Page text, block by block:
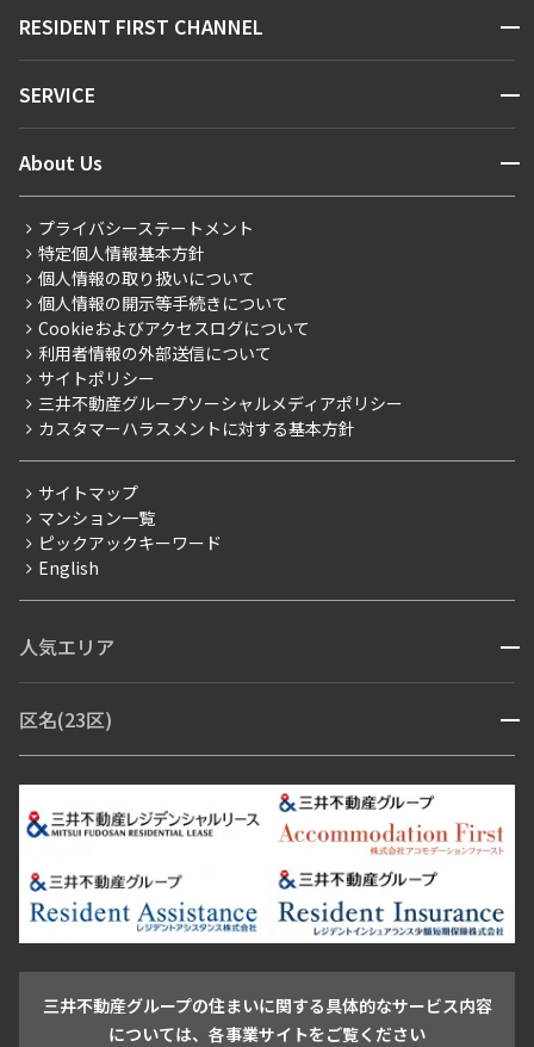
新着情報から探す
新着募集情報
こだわりから探す
こだわり一覧
プレミアムマンション
新築
当社限定（港区・渋谷区）
当社限定（港区・渋谷区以外）
三井不動産企画
賃料改定
フリーレント
ペット可
ブランドマンション
お問い合わせ
RESIDENT FIRST CHANNEL 開閉
マンションレポート
住まいのコラム
SERVICE 開閉
会員ページ
ご入居・提携サービス
お部屋探しからご契約まで
よくあるご質問
社宅紹介
【仲介会社様向け】当社仲介事業部取り扱い物件入居申込
About Us 開閉
会社情報
事業案内
採用情報
ニュースリリース
お問い合わせ
プライバシーステートメント
特定個人情報基本方針
個人情報の取り扱いについて
個人情報の開示等手続きについて
Cookieおよびアクセスログについて
利用者情報の外部送信について
サイトポリシー
三井不動産グループソーシャルメディアポリシー
カスタマーハラスメントに対する基本方針
サイトマップ
マンション一覧
ピックアックキーワード
English
人気エリア 開閉
青山・表参道・原宿
市ヶ谷・神楽坂・飯田橋
三田・芝・浜松町
芝浦・汐留・品川
月島・勝どき・豊洲
本郷・春日・小石川
目白・高田馬場・早稲田
池尻大橋・三軒茶屋
祐天寺・学芸大学・自由が丘
駒沢・用賀・二子玉川
成城・砧
池袋・板橋・王子
青山 渋谷 東京・大手町 新宿 品川
目黒・中目黒
区名(23区) 開閉
江東区 台東区 墨田区
中野区
豊島区
杉並区 板橋区 練馬区 荒川区
足立区
葛飾区
江戸川区
三井不動産グループの住まいに関する具体的なサービス内容
については、各事業サイトをご覧ください